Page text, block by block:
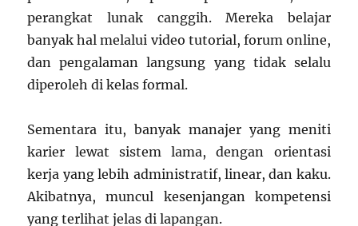
perangkat lunak canggih. Mereka belajar
banyak hal melalui video tutorial, forum online,
dan pengalaman langsung yang tidak selalu
diperoleh di kelas formal.
Sementara itu, banyak manajer yang meniti
karier lewat sistem lama, dengan orientasi
kerja yang lebih administratif, linear, dan kaku.
Akibatnya, muncul kesenjangan kompetensi
yang terlihat jelas di lapangan.